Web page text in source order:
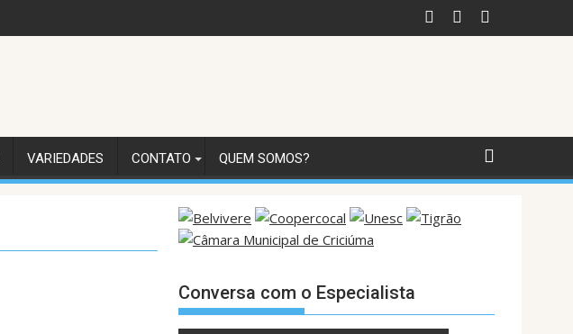
VARIEDADES CONTATO QUEM SOMOS?
Conversa com o Especialista